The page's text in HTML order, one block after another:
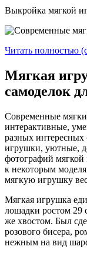
Выкройка мягкой
Читать полностью
Мягкая
самоделок
Современные
интерактивные,
разных
игрушки, уютные,
фотографий мягкой
к некоторым
мягкую игрушку
Мягкая игрушка
лошадки ростом 29
же хвостом. Был
розового бисера,
нежным на вид